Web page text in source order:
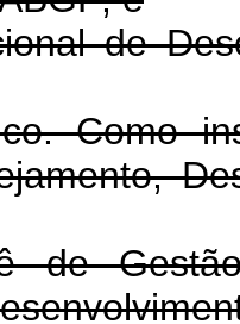
de
Como